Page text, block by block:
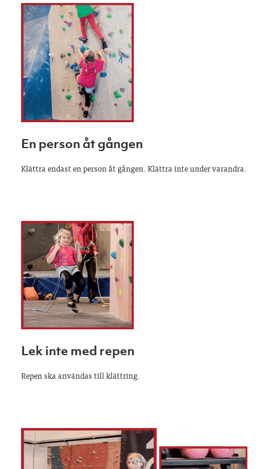
En person åt gången
Klättra endast en person åt gången. Klättra inte under varandra.
Lek inte med repen
Repen ska användas till klättring.